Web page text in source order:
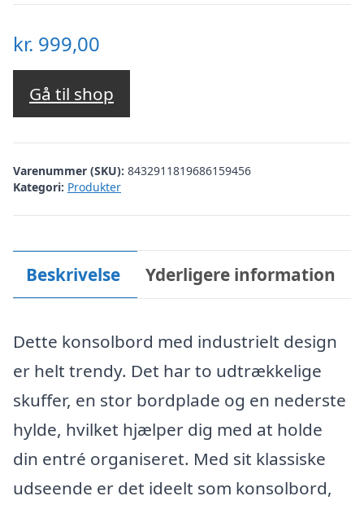
kr. 999,00
Gå til shop
Varenummer (SKU): 8432911819686159456
Kategori: Produkter
Beskrivelse Yderligere information
Dette konsolbord med industrielt design
er helt trendy. Det har to udtrækkelige
skuffer, en stor bordplade og en nederste
hylde, hvilket hjælper dig med at holde
din entré organiseret. Med sit klassiske
udseende er det ideelt som konsolbord,